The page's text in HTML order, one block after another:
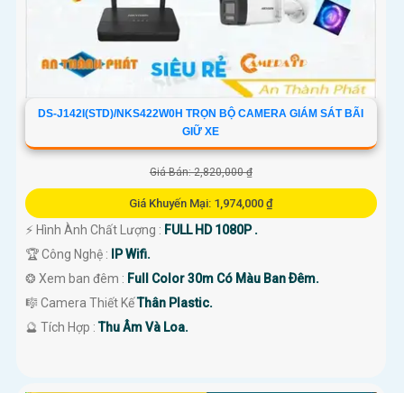
DS-J142I(STD)/NKS422W0H TRỌN BỘ CAMERA GIÁM SÁT BÃI
GIỮ XE
Giá Bán: 2,820,000 ₫
Giá Khuyến Mại: 1,974,000 ₫
️⚡ Hình Ành Chất Lượng : FULL HD 1080P .
🏆 Công Nghệ :
IP Wifi.
❂ Xem ban đêm : Full Color 30m Có Màu Ban Ðêm.
🎼️ Camera Thiết KếThân Plastic.
️🔮 Tích Hợp :Thu Âm Và Loa.